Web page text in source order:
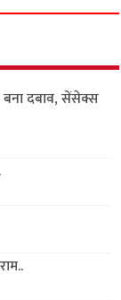
दबाव, सेंसेक्स